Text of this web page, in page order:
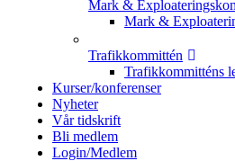
Mark &
Mark &
Trafikkommittén
Trafikkommitténs
Kurser/konferenser
Nyheter
Vår tidskrift
Bli medlem
Login/Medlem